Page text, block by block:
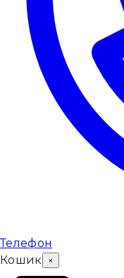
Телефон
Кошик
×